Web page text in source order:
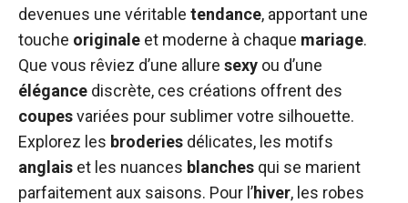
devenues une véritable tendance, apportant une
touche originale et moderne à chaque mariage.
Que vous rêviez d’une allure sexy ou d’une
élégance discrète, ces créations offrent des
coupesvariées pour sublimer votre silhouette.
Explorez les broderies délicates, les motifs
anglais et les nuances blanches qui se marient
parfaitement aux saisons. Pour l’hiver, les robes